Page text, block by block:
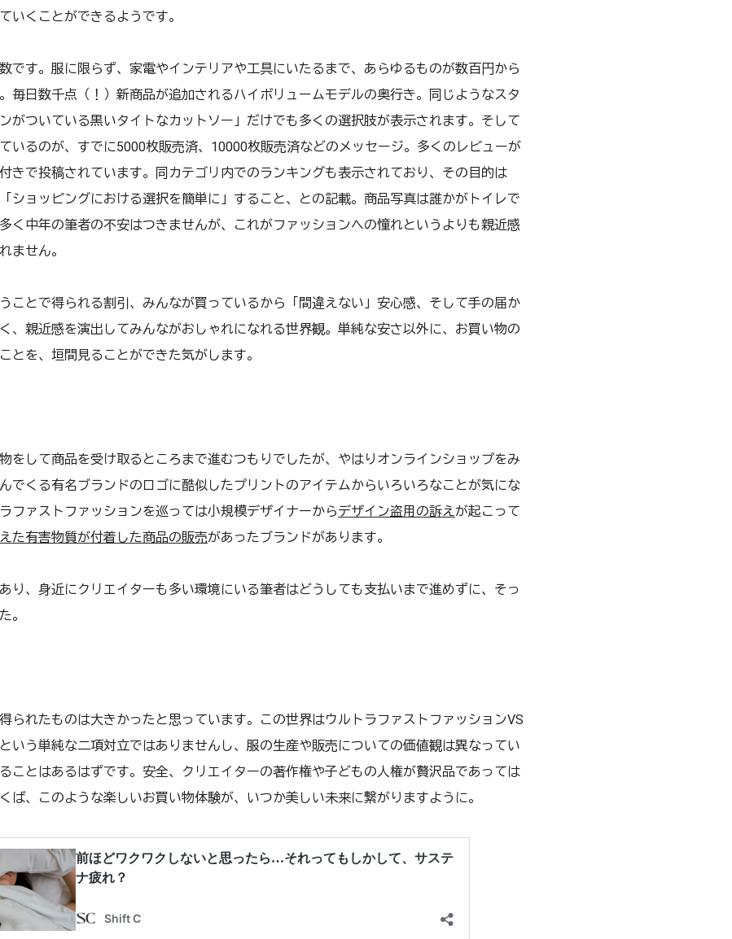
いくことができるようです。
です。服に限らず、家電やインテリアや工具にいたるまで、あらゆるものが数百円から
毎日数千点（！）新商品が追加されるハイボリュームモデルの奥行き。同じようなスタ
がついている黒いタイトなカットソー」だけでも多くの選択肢が表示されます。そして
いるのが、すでに5000枚販売済、10000枚販売済などのメッセージ。多くのレビューが
きで投稿されています。同カテゴリ内でのランキングも表示されており、その目的は
ショッピングにおける選択を簡単に」すること、との記載。商品写真は誰かがトイレで
く中年の筆者の不安はつきませんが、これがファッションへの憧れというよりも親近感
ません。
ことで得られる割引、みんなが買っているから「間違えない」安心感、そして手の届か
、親近感を演出してみんながおしゃれになれる世界観。単純な安さ以外に、お買い物の
とを、垣間見ることができた気がします。
をして商品を受け取るところまで進むつもりでしたが、やはりオンラインショップをみ
でくる有名ブランドのロゴに酷似したプリントのアイテムからいろいろなことが気にな
ファストファッションを巡っては小規模デザイナーからデザイン盗用の訴えが起こって
た有害物質が付着した商品の販売があったブランドがあります。
り、身近にクリエイターも多い環境にいる筆者はどうしても支払いまで進めずに、そっ
。
られたものは大きかったと思っています。この世界はウルトラファストファッションVS
いう単純な二項対立ではありませんし、服の生産や販売についての価値観は異なってい
ことはあるはずです。安全、クリエイターの著作権や子どもの人権が贅沢品であっては
ば、このような楽しいお買い物体験が、いつか美しい未来に繋がりますように。